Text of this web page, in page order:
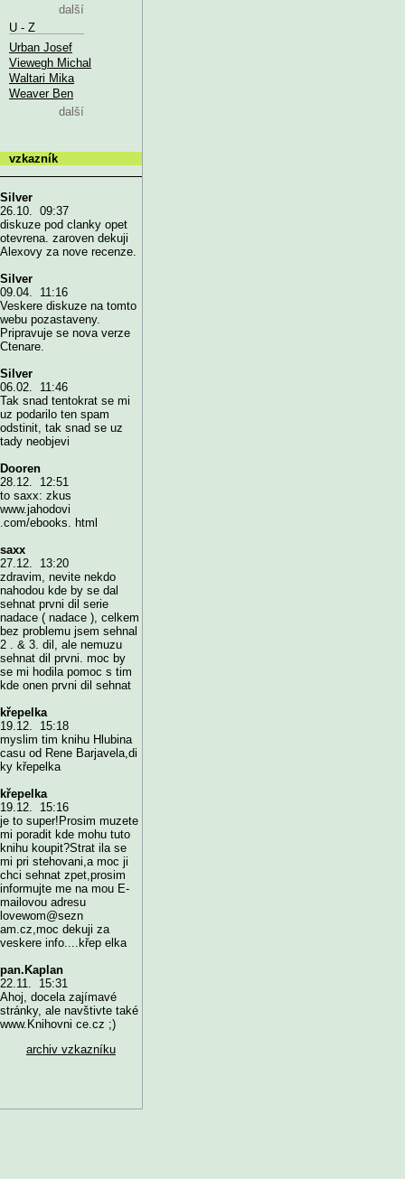
další
U - Z
Urban Josef
Viewegh Michal
Waltari Mika
Weaver Ben
další
vzkazník
Silver
26.10. 09:37
diskuze pod clanky opet
otevrena. zaroven dekuji
Alexovy za nove recenze.
Silver
09.04. 11:16
Veskere diskuze na tomto
webu pozastaveny.
Pripravuje se nova verze
Ctenare.
Silver
06.02. 11:46
Tak snad tentokrat se mi
uz podarilo ten spam
odstinit, tak snad se uz
tady neobjevi
Dooren
28.12. 12:51
to saxx: zkus
www.jahodovi
.com/ebooks. html
saxx
27.12. 13:20
zdravim, nevite nekdo
nahodou kde by se dal
sehnat prvni dil serie
nadace ( nadace ), celkem
bez problemu jsem sehnal
2 . & 3. dil, ale nemuzu
sehnat dil prvni. moc by
se mi hodila pomoc s tim
kde onen prvni dil sehnat
křepelka
19.12. 15:18
myslim tim knihu Hlubina
casu od Rene Barjavela,di
ky křepelka
křepelka
19.12. 15:16
je to super!Prosim muzete
mi poradit kde mohu tuto
knihu koupit?Strat ila se
mi pri stehovani,a moc ji
chci sehnat zpet,prosim
informujte me na mou E-
mailovou adresu
lovewom@sezn
am.cz,moc dekuji za
veskere info....křep elka
pan.Kaplan
22.11. 15:31
Ahoj, docela zajímavé
stránky, ale navštivte také
www.Knihovni ce.cz ;)
archiv vzkazníku